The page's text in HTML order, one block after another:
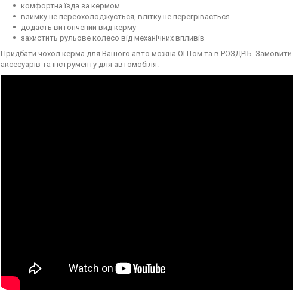
комфортна їзда за кермом
взимку не переохолоджується, влітку не перегрівається
додасть витончений вид керму
захистить рульове колесо від механічних впливів
Придбати чохол керма для Вашого авто можна ОПТом та в РОЗДРІБ. Замовити
аксесуарів та інструменту для автомобіля.